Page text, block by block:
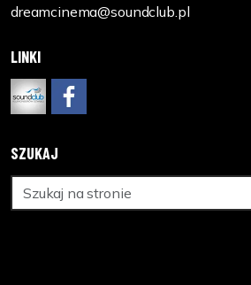
dreamcinema@soundclub.pl
LINKI
SZUKAJ